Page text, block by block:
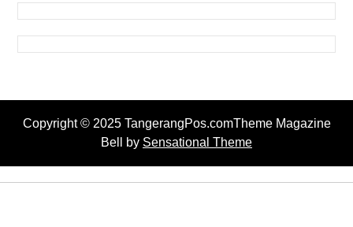
Copyright © 2025 TangerangPos.comTheme Magazine
Bell by Sensational Theme